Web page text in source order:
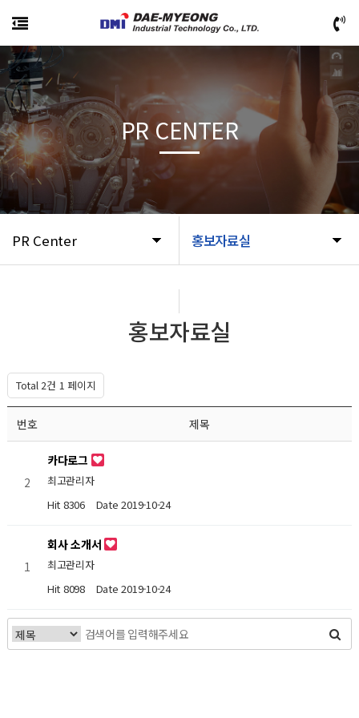
PR Center 홍보자료실
PR CENTER
홍보자료실
Total 2건 1 페이지
번호 제목
2
카다로그
최고관리자
Hit 8306
Date 2019-10-24
1
회사 소개서
최고관리자
Hit 8098
Date 2019-10-24